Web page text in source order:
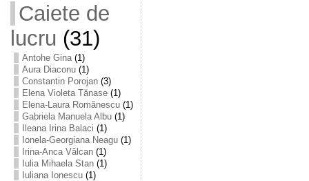
Caiete de
lucru (31)
Antohe Gina(1)
Aura Diaconu(1)
Constantin Porojan(3)
Elena Violeta Tănase(1)
Elena-Laura Romănescu(1)
Gabriela Manuela Albu(1)
Ileana Irina Balaci (1)
Ionela-Georgiana Neagu(1)
Irina-Anca Vâlcan(1)
Iulia Mihaela Stan(1)
Iuliana Ionescu(1)